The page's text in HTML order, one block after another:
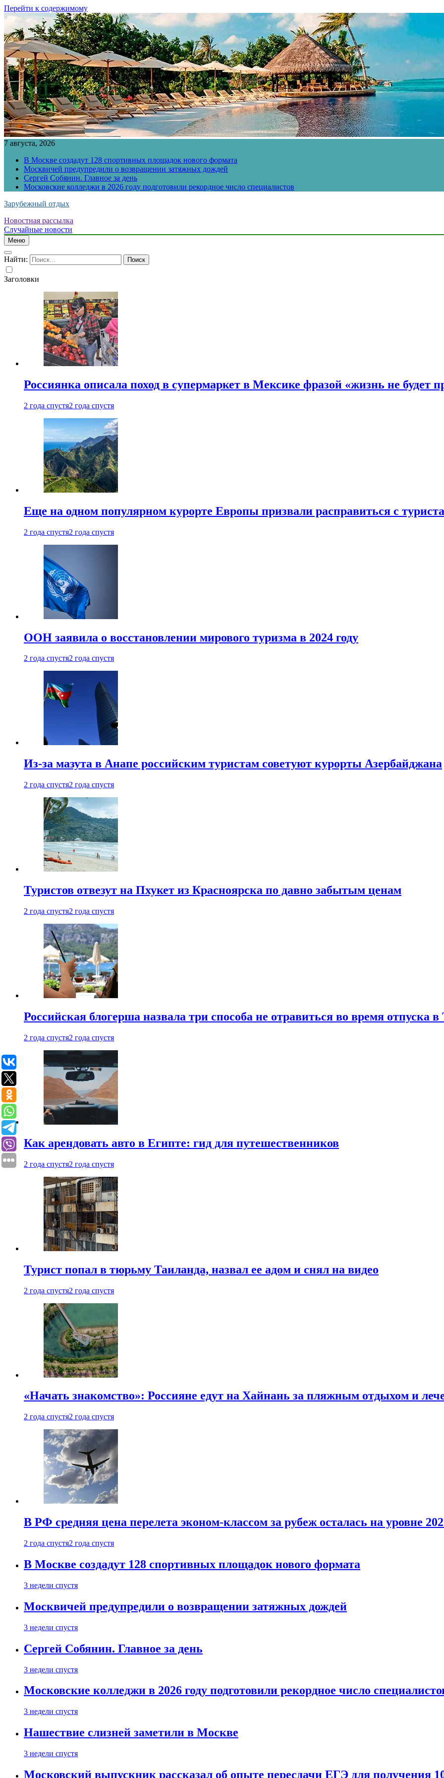
Перейти к содержимому
7 августа, 2026
В Москве создадут 128 спортивных площадок нового формата
Москвичей предупредили о возвращении затяжных дождей
Сергей Собянин. Главное за день
Московские колледжи в 2026 году подготовили рекордное число специалистов
Зарубежный отдых
Новостная рассылка
Случайные новости
Меню
Найти:
Заголовки
Россиянка описала поход в супермаркет в Мексике фразой «жизнь не будет
2 года спустя2 года спустя
Еще на одном популярном курорте Европы призвали расправиться с
2 года спустя2 года спустя
ООН заявила о восстановлении мирового туризма в 2024 году
2 года спустя2 года спустя
Из-за мазута в Анапе российским туристам советуют курорты Азербайджана
2 года спустя2 года спустя
Туристов отвезут на Пхукет из Красноярска по давно забытым ценам
2 года спустя2 года спустя
Российская блогерша назвала три способа не отравиться во время отпуска в
2 года спустя2 года спустя
Как арендовать авто в Египте: гид для путешественников
2 года спустя2 года спустя
Турист попал в тюрьму Таиланда, назвал ее адом и снял на видео
2 года спустя2 года спустя
«Начать знакомство»: Россияне едут на Хайнань за пляжным отдыхом и
2 года спустя2 года спустя
В РФ средняя цена перелета эконом-классом за рубеж осталась на уровне
2 года спустя2 года спустя
В Москве создадут 128 спортивных площадок нового формата
3 недели спустя
Москвичей предупредили о возвращении затяжных дождей
3 недели спустя
Сергей Собянин. Главное за день
3 недели спустя
Московские колледжи в 2026 году подготовили рекордное число
3 недели спустя
Нашествие слизней заметили в Москве
3 недели спустя
Московский выпускник рассказал об опыте пересдачи ЕГЭ для получения